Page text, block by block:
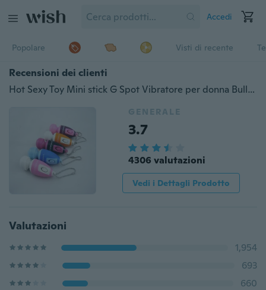
Accedi
Popolare Visti di recente
Recensioni dei clienti
Hot Sexy Toy Mini stick G Spot Vibratore per donna Bullet AV Message Key Chain Vibrator 1PC
GENERALE
3.7
4306 valutazioni
Vedi i Dettagli Prodotto
Valutazioni
1,954
693
660